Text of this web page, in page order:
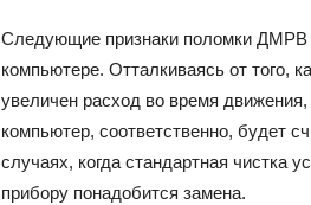
Следующие признаки поломки ДМРВ
компьютере. Отталкиваясь от того,
увеличен расход во время
компьютер, соответственно, будет
случаях, когда стандартная чистка
прибору понадобится замена.